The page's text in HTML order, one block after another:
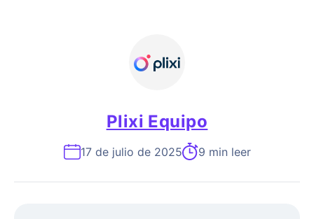
Plixi Equipo
17 de julio de 2025 9 min leer